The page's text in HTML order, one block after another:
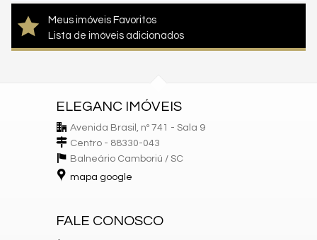
Meus imóveis Favoritos
Lista de imóveis adicionados
ELEGANC IMÓVEIS
Avenida Brasil, nº 741 - Sala 9
Centro - 88330-043
Balneário Camboriú / SC
mapa google
FALE CONOSCO